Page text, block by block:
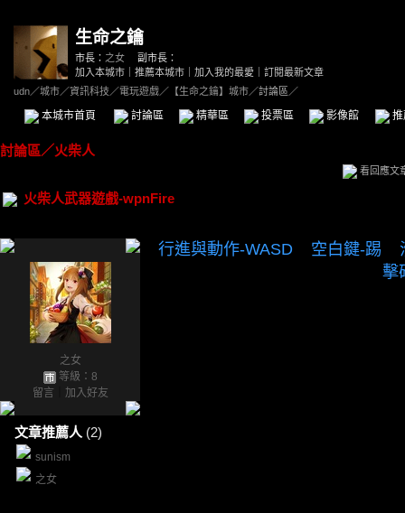
生命之鑰
市長： 之女
副市長：
加入本城市
推薦本城市 加入我的最愛
訂閱最新文章
udn／城市／資訊科技／電玩遊戲／ 【生命之鑰】城市／討論區／
本城市首頁 討論區 精華區 投票區 影像館
討論區／火柴人
看回應文
火柴人武器遊戲-wpnFire
之女
等級：8
留言
加入好友
文章推薦人 (2)
sunism
之女
行進與動作-WASD 空白鍵-踢
擊